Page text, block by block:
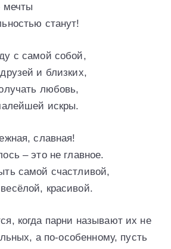
мечты
станут!
с самой собой,
и близких,
любовь,
искры.
славная!
– это не главное.
самой счастливой,
красивой.
когда парни называют их не
а по-особенному, пусть